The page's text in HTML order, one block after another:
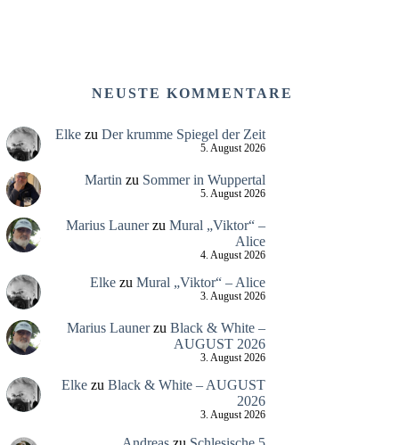
NEUSTE KOMMENTARE
Elkezu Der krumme Spiegel der Zeit
5. August 2026
Martin zu Sommer in Wuppertal
5. August 2026
Marius Launerzu Mural „Viktor“ –
Alice
4. August 2026
Elkezu Mural „Viktor“ – Alice
3. August 2026
Marius Launerzu Black & White –
AUGUST 2026
3. August 2026
Elkezu Black & White – AUGUST
2026
3. August 2026